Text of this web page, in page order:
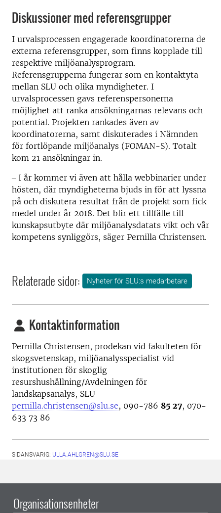
Diskussioner med referensgrupper
I urvalsprocessen engagerade koordinatorerna de
externa referensgrupper, som finns kopplade till
respektive miljöanalysprogram.
Referensgrupperna fungerar som en kontaktyta
mellan SLU och olika myndigheter. I
urvalsprocessen gavs referenspersonerna
möjlighet att ranka ansökningarnas relevans och
potential. Projekten rankades även av
koordinatorerna, samt diskuterades i Nämnden
för fortlöpande miljöanalys (FOMAN-S). Totalt
kom 21 ansökningar in.
‒ I år kommer vi även att hålla webbinarier under
hösten, där myndigheterna bjuds in för att lyssna
på och diskutera resultat från de projekt som fick
medel under år 2018. Det blir ett tillfälle till
kunskapsutbyte där miljöanalysdatats vikt och vår
kompetens synliggörs, säger Pernilla Christensen.
Relaterade sidor: Nyheter för SLU:s medarbetare
Kontaktinformation
Pernilla Christensen, prodekan vid fakulteten för
skogsvetenskap, miljöanalysspecialist vid
institutionen för skoglig
resurshushållning/Avdelningen för
landskapsanalys, SLU
pernilla.christensen@slu.se, 090-786 85 27, 070-
633 73 86
SIDANSVARIG: ULLA.AHLGREN@SLU.SE
Organisationsenheter